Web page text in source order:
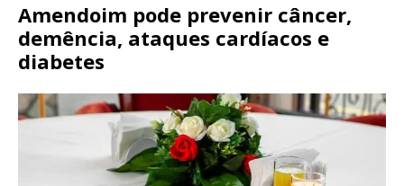
Amendoim pode prevenir câncer,
demência, ataques cardíacos e
diabetes